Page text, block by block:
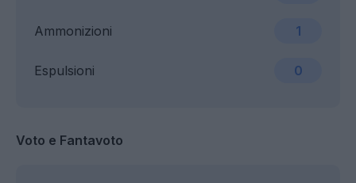
Ammonizioni 1
Espulsioni 0
Voto e Fantavoto